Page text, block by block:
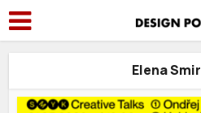
Elena